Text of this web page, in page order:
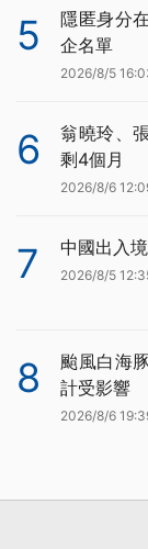
5
隱匿身分
企名單
2026/8/5
6
翁曉玲、
剩4個月
2026/8/6
7 中國出入
2026/8/5
8
颱風白海
計受影響
2026/8/6